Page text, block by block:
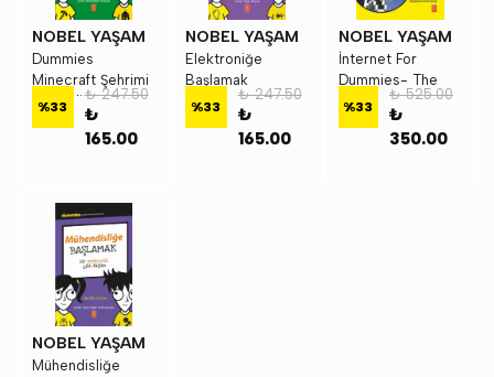
NOBEL YAŞAM
Dummies
Minecraft Şehrimi
İnşa Ediyorum
%33
₺ 247.50
₺
165.00
NOBEL YAŞAM
Elektroniğe
Başlamak
%33
₺ 247.50
₺
165.00
NOBEL YAŞAM
İnternet For
Dummies- The
Internet For
Dummies
%33
₺ 525.00
₺
350.00
NOBEL YAŞAM
Mühendisliğe